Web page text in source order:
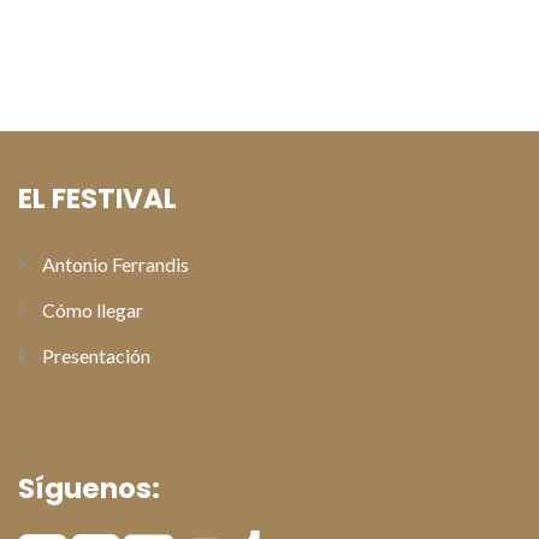
EL FESTIVAL
Antonio Ferrandis
Cómo llegar
Presentación
Síguenos: